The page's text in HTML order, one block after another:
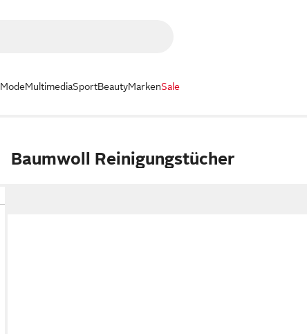
ModeMultimediaSportBeautyMarkenSale
Baumwoll Reinigungstücher